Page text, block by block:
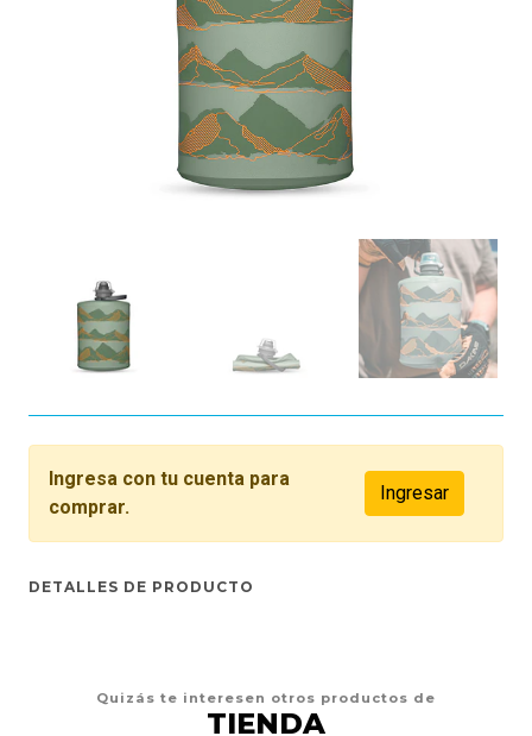
Ingresa con tu cuenta para
comprar.
Ingresar
DETALLES DE PRODUCTO
Quizás te interesen otros productos de
TIENDA